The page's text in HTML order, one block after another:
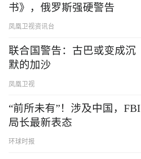
书》，俄罗斯强硬警告
凤凰卫视资讯台
联合国警告：古巴或变成沉
默的加沙
凤凰卫视
“前所未有”！涉及中国，FBI
局长最新表态
环球时报